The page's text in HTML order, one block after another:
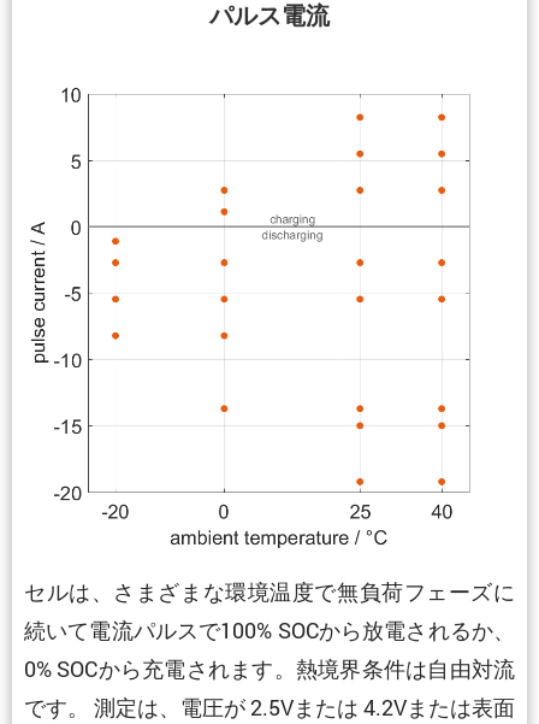
パルス電流
セルは、さまざまな環境温度で無負荷フェーズに
続いて電流パルスで100% SOCから放電されるか、
0% SOCから充電されます。熱境界条件は自由対流
です。 測定は、電圧が 2.5Vまたは 4.2Vまたは表面